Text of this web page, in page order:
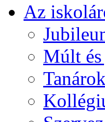
Az
Múlt